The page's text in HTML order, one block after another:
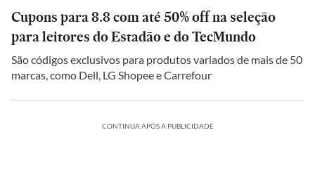
Cupons para 8.8 com até 50% off na seleção
para leitores do Estadão e do TecMundo
São códigos exclusivos para produtos variados de mais de 50
marcas, como Dell, LG Shopee e Carrefour
CONTINUA APÓS A PUBLICIDADE